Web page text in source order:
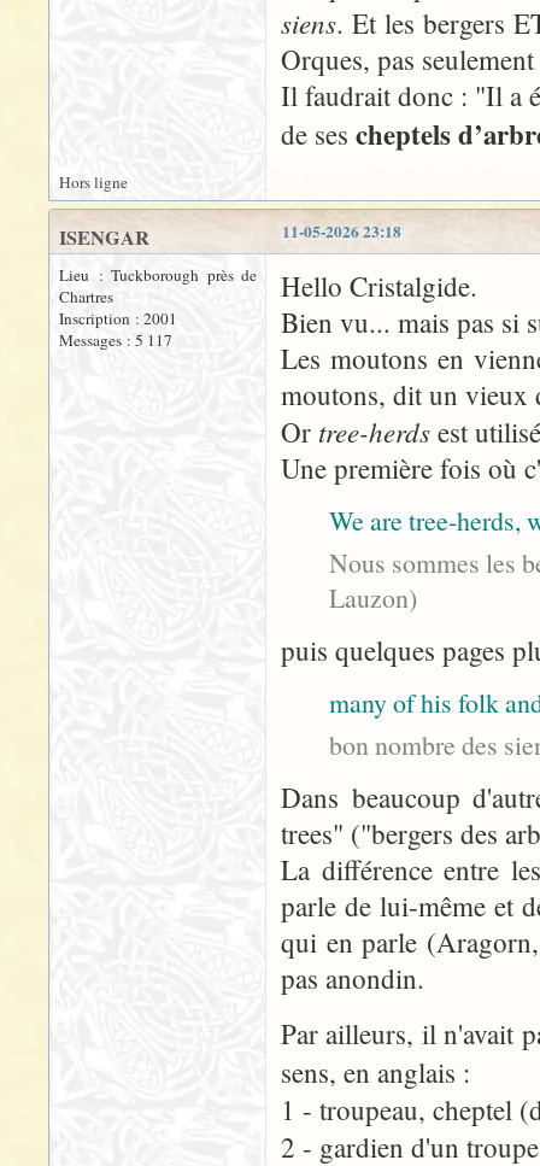
siens. Et les bergers
Orques, pas
Il faudrait donc : "Il a
de ses cheptels
Hors ligne
11-05-2026 23:18
ISENGAR
Lieu : Tuckborough près de
Chartres
Inscription : 2001
Messages : 5 117
Hello Cristalgide.
Bien vu... mais pas si
Les moutons en
moutons, dit un vieux
Or tree-herds est
Une première fois où
We are tree-herds,
Nous sommes les
Lauzon)
puis quelques pages
many of his folk
bon nombre des
Dans beaucoup
trees" ("bergers des
La différence entre
parle de lui-même et
qui en parle
pas anondin.
Par ailleurs, il n'avait
sens, en anglais :
1 - troupeau, cheptel
2 - gardien d'un